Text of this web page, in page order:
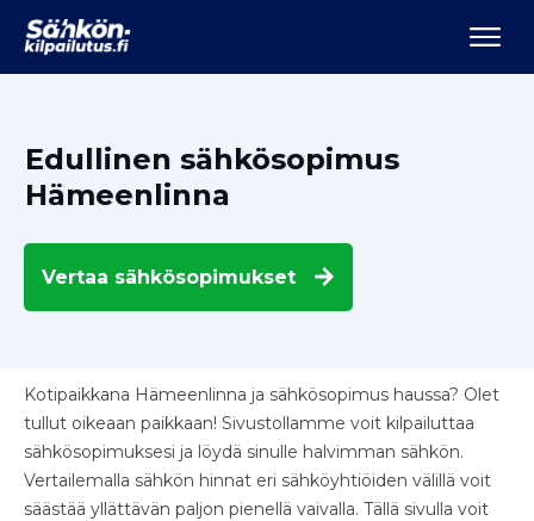
Edullinen sähkösopimus
Hämeenlinna
Vertaa sähkösopimukset
Kotipaikkana Hämeenlinna ja sähkösopimus haussa? Olet
tullut oikeaan paikkaan! Sivustollamme voit kilpailuttaa
sähkösopimuksesi ja löydä sinulle halvimman sähkön.
Vertailemalla sähkön hinnat eri sähköyhtiöiden välillä voit
säästää yllättävän paljon pienellä vaivalla. Tällä sivulla voit